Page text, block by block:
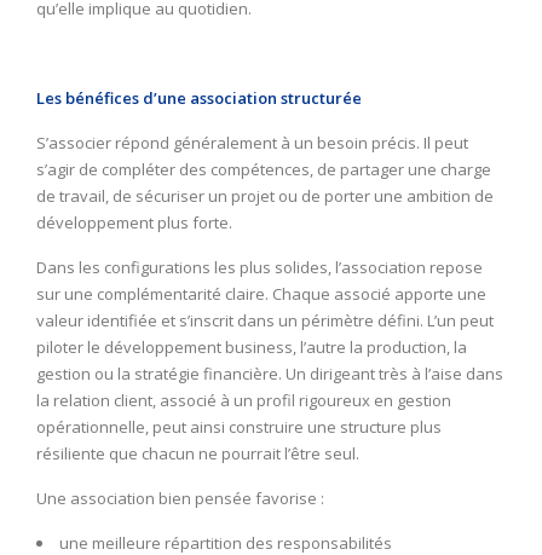
qu’elle implique au quotidien.
Les bénéfices d’une association structurée
S’associer répond généralement à un besoin précis. Il peut
s’agir de compléter des compétences, de partager une charge
de travail, de sécuriser un projet ou de porter une ambition de
développement plus forte.
Dans les configurations les plus solides, l’association repose
sur une complémentarité claire. Chaque associé apporte une
valeur identifiée et s’inscrit dans un périmètre défini. L’un peut
piloter le développement business, l’autre la production, la
gestion ou la stratégie financière. Un dirigeant très à l’aise dans
la relation client, associé à un profil rigoureux en gestion
opérationnelle, peut ainsi construire une structure plus
résiliente que chacun ne pourrait l’être seul.
Une association bien pensée favorise :
une meilleure répartition des responsabilités